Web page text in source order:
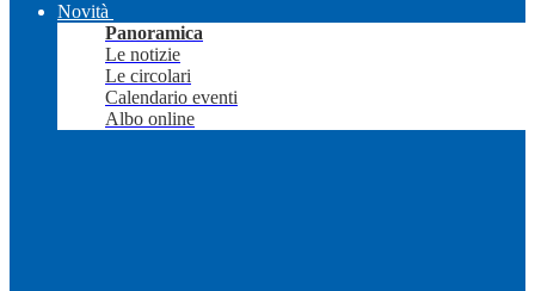
Novità
Panoramica
Le notizie
Le circolari
Calendario eventi
Albo online